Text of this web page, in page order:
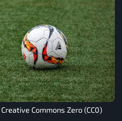
Commons Zero (CC0)